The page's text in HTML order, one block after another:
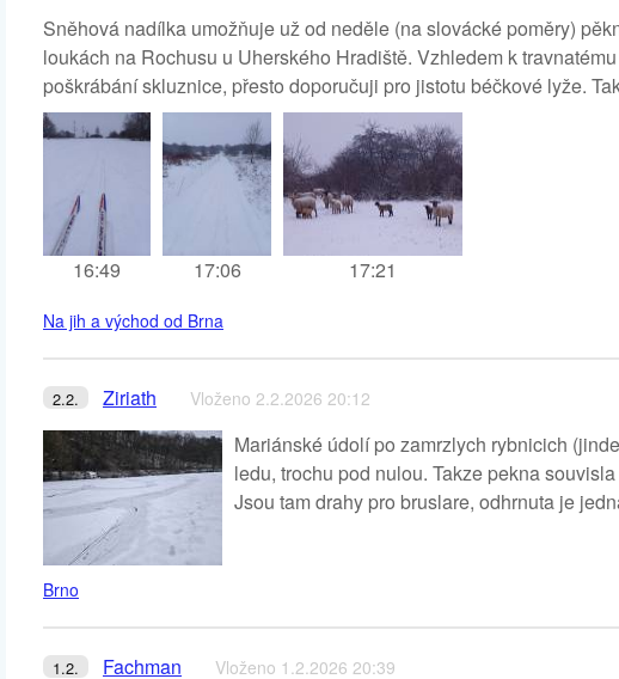
Sněhová nadílka umožňuje už od neděle (na slovácké poměry)
loukách na Rochusu u Uherského Hradiště. Vzhledem k
poškrábání skluznice, přesto doporučuji pro jistotu béčkové lyže.
16:49 17:06 17:21
Na jih a východ od Brna
2.2. Ziriath Vloženo 2.2.2026 20:12
Mariánské údolí po zamrzlych rybnicich
ledu, trochu pod nulou. Takze pekna
Jsou tam drahy pro bruslare, odhrnuta je
Brno
1.2. Fachman Vloženo 1.2.2026 20:39